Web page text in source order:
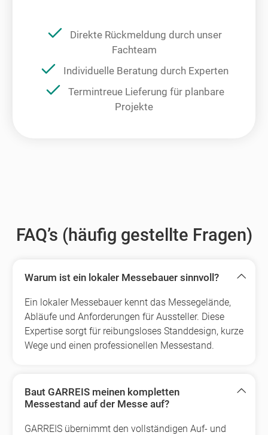
Direkte Rückmeldung durch unser
Fachteam
Individuelle Beratung durch Experten
Termintreue Lieferung für planbare
Projekte
FAQ’s (häufig gestellte Fragen)
Warum ist ein lokaler Messebauer sinnvoll?
Ein lokaler Messebauer kennt das Messegelände,
Abläufe und Anforderungen für Aussteller. Diese
Expertise sorgt für reibungsloses Standdesign, kurze
Wege und einen professionellen Messestand.
Baut GARREIS meinen kompletten
Messestand auf der Messe auf?
GARREIS übernimmt den vollständigen Auf- und